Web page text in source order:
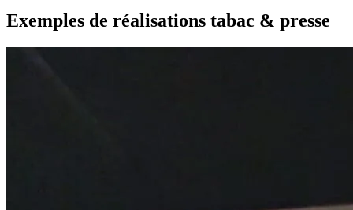
Exemples de réalisations tabac & presse